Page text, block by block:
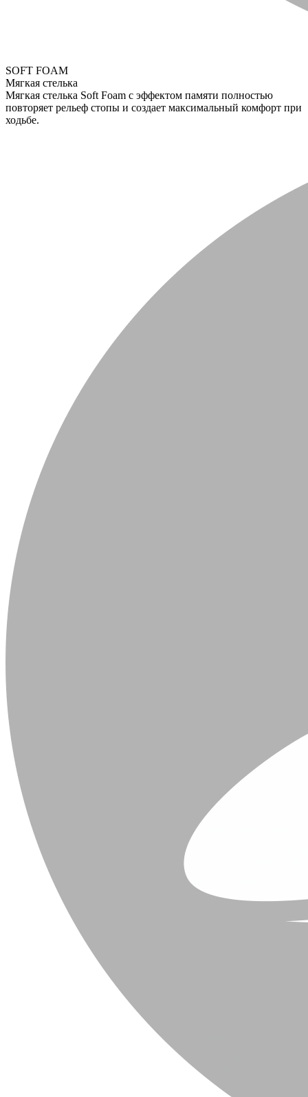
SOFT FOAM
Мягкая стелька
Мягкая стелька Soft Foam с эффектом памяти полностью
повторяет рельеф стопы и создает максимальный комфорт при
ходьбе.